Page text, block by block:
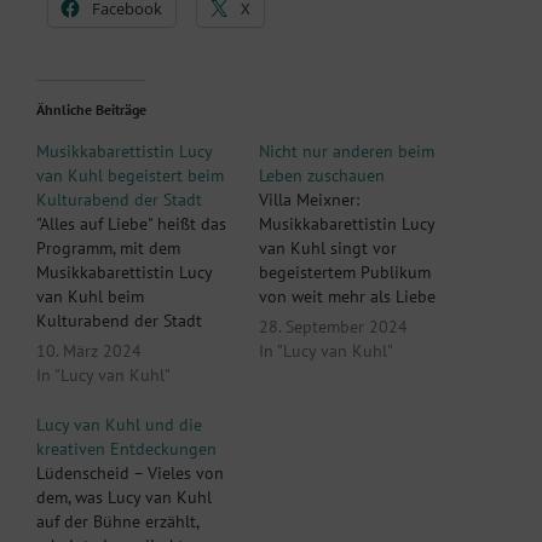
Facebook X
Ähnliche Beiträge
Musikkabarettistin Lucy
van Kuhl begeistert beim
Kulturabend der Stadt
"Alles auf Liebe" heißt das
Programm, mit dem
Musikkabarettistin Lucy
van Kuhl beim
Kulturabend der Stadt
Hünfeld in der Stadthalle
Kolpinghaus begeisterte.
Pianistin und Sängerin in
Hünfeld zu Gast. Dieses
Mal hatte sie mit der Es-
Chord-Band großartige
musikalische Begleitung
10. März 2024
In "Lucy van Kuhl"
Nicht nur anderen beim
Leben zuschauen
Villa Meixner:
Musikkabarettistin Lucy
van Kuhl singt vor
begeistertem Publikum
von weit mehr als Liebe
auf dem zweiten Blick
Brühl. „Auf den zweiten
28. September 2024
In "Lucy van Kuhl"
Lucy van Kuhl und die
kreativen Entdeckungen
Lüdenscheid – Vieles von
dem, was Lucy van Kuhl
auf der Bühne erzählt,